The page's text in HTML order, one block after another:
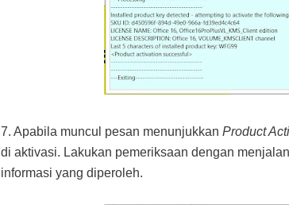
7. Apabila muncul pesan menunjukkan Product
di aktivasi. Lakukan pemeriksaan dengan
informasi yang diperoleh.